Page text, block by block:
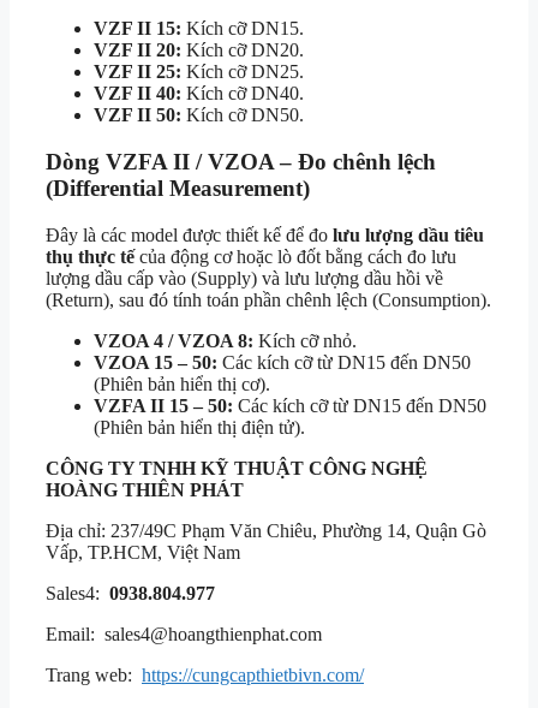
VZF II 15: Kích cỡ DN15.
VZF II 20: Kích cỡ DN20.
VZF II 25: Kích cỡ DN25.
VZF II 40: Kích cỡ DN40.
VZF II 50: Kích cỡ DN50.
Dòng VZFA II / VZOA – Đo chênh lệch
(Differential Measurement)
Đây là các model được thiết kế để đo lưu lượng dầu tiêu
thụ thực tếcủa động cơ hoặc lò đốt bằng cách đo lưu
lượng dầu cấp vào (Supply) và lưu lượng dầu hồi về
(Return), sau đó tính toán phần chênh lệch (Consumption).
VZOA 4 / VZOA 8: Kích cỡ nhỏ.
VZOA 15 – 50: Các kích cỡ từ DN15 đến DN50
(Phiên bản hiển thị cơ).
VZFA II 15 – 50: Các kích cỡ từ DN15 đến DN50
(Phiên bản hiển thị điện tử).
CÔNG TY TNHH KỸ THUẬT CÔNG NGHỆ
HOÀNG THIÊN PHÁT
Địa chỉ: 237/49C Phạm Văn Chiêu, Phường 14, Quận Gò
Vấp, TP.HCM, Việt Nam
Sales4: 0938.804.977
Email: sales4@hoangthienphat.com
Trang web: https://cungcapthietbivn.com/